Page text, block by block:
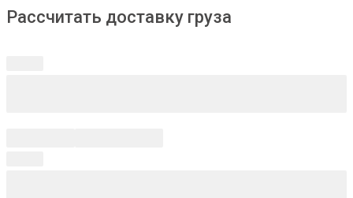
Рассчитать доставку груза